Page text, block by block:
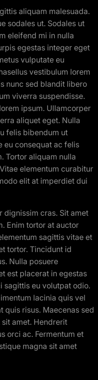
aliquam malesuada.
sodales ut. Sodales ut
eleifend mi in nulla
egestas integer eget
vulputate eu
vestibulum lorem
nunc sed blandit libero
viverra suspendisse.
ipsum. Ullamcorper
aliquet eget. Nulla
felis bibendum ut
eu consequat ac felis
Tortor aliquam nulla
elementum curabitur
elit at imperdiet dui
dignissim cras. Sit amet
Enim tortor at auctor
sagittis vitae et
tortor. Tincidunt id
Nulla posuere
est placerat in egestas
sagittis eu volutpat odio.
lacinia quis vel
quis risus. Maecenas sed
amet. Hendrerit
orci ac. Fermentum et
magna sit amet